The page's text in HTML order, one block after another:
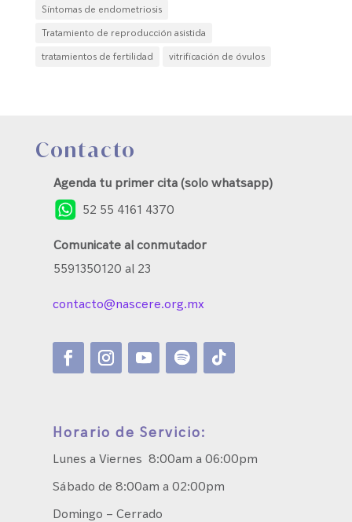
Síntomas de endometriosis
Tratamiento de reproducción asistida
tratamientos de fertilidad
vitrificación de óvulos
Contacto
Agenda tu primer cita (solo whatsapp)
52 55 4161 4370
Comunicate al conmutador
5591350120 al 23
contacto@nascere.org.mx
Horario de Servicio:
Lunes a Viernes 8:00am a 06:00pm
Sábado de 8:00am a 02:00pm
Domingo – Cerrado